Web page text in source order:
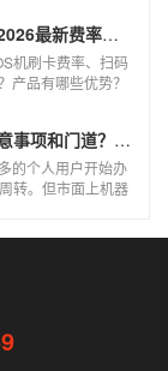
惠商通POS机费率多少？2026最新费率标准及办理全攻略
机刷卡费率、扫码
产品有哪些优势？
个人办理POS机有哪些注意事项和门道？（2026最新避坑指南）
的个人用户开始办
转。但市面上机器